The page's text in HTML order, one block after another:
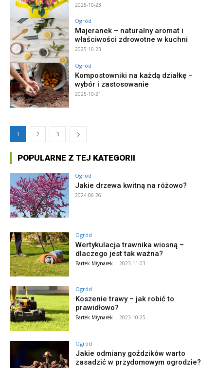
2025-10-23
Ogród
Majeranek – naturalny aromat i
właściwości zdrowotne w kuchni
2025-10-23
Ogród
Kompostowniki na każdą działkę –
wybór i zastosowanie
2025-10-21
1 2 3
POPULARNE Z TEJ KATEGORII
Ogród
Jakie drzewa kwitną na różowo?
2024-06-26
Ogród
Wertykulacja trawnika wiosną –
dlaczego jest tak ważna?
Bartek Młynarek - 2023-11-03
Ogród
Koszenie trawy – jak robić to
prawidłowo?
Bartek Młynarek - 2023-10-25
Ogród
Jakie odmiany goździków warto
zasadzić w przydomowym ogrodzie?